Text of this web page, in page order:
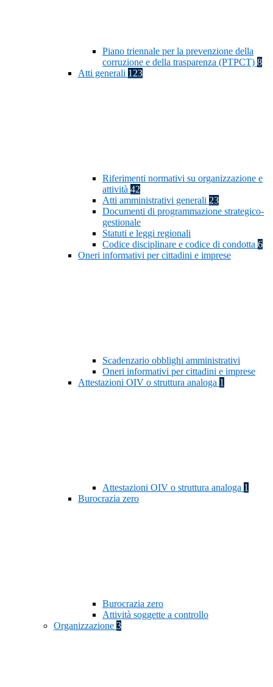
Piano triennale per la prevenzione della
corruzione e della trasparenza (PTPCT) 8
Atti generali 123
Riferimenti normativi su organizzazione e
attività 42
Atti amministrativi generali 23
Documenti di programmazione strategico-
gestionale
Statuti e leggi regionali
Codice disciplinare e codice di condotta 6
Oneri informativi per cittadini e imprese
Scadenzario obblighi amministrativi
Oneri informativi per cittadini e imprese
Attestazioni OIV o struttura analoga 1
Attestazioni OIV o struttura analoga 1
Burocrazia zero
Burocrazia zero
Attività soggette a controllo
Organizzazione 3